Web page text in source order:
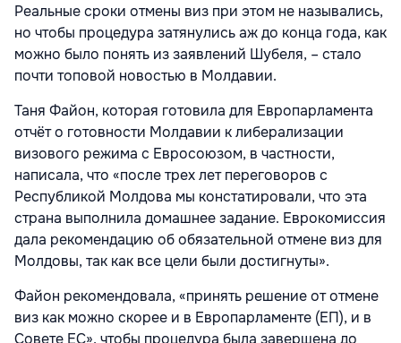
Реальные сроки отмены виз при этом не назывались,
но чтобы процедура затянулись аж до конца года, как
можно было понять из заявлений Шубеля, – стало
почти топовой новостью в Молдавии.
Таня Файон, которая готовила для Европарламента
отчёт о готовности Молдавии к либерализации
визового режима с Евросоюзом, в частности,
написала, что «после трех лет переговоров с
Республикой Молдова мы констатировали, что эта
страна выполнила домашнее задание. Еврокомиссия
дала рекомендацию об обязательной отмене виз для
Молдовы, так как все цели были достигнуты».
Файон рекомендовала, «принять решение от отмене
виз как можно скорее и в Европарламенте (ЕП), и в
Совете ЕС», чтобы процедура была завершена до